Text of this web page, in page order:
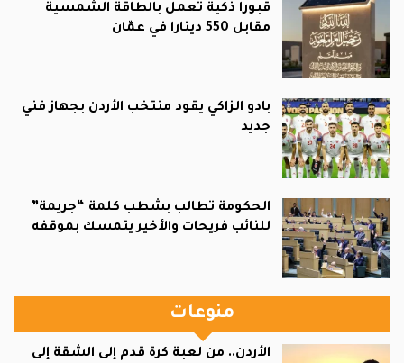
قبوراً ذكية تعمل بالطاقة الشمسية
مقابل 550 دينارا في عمّان
بادو الزاكي يقود منتخب الأردن بجهاز فني
جديد
الحكومة تطالب بشطب كلمة “جريمة”
للنائب فريحات والأخير يتمسك بموقفه
منوعات
الأردن.. من لعبة كرة قدم إلى الشقة إلى